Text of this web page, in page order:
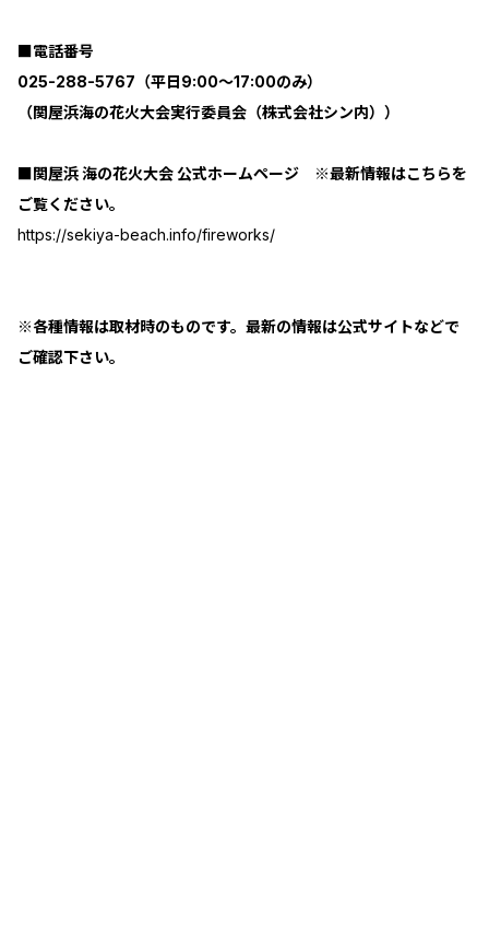
■電話番号
025-288-5767（平日9:00～17:00のみ）
（関屋浜海の花火大会実行委員会（株式会社シン内））
■関屋浜 海の花火大会 公式ホームページ ※最新情報はこちらを
ご覧ください。
https://sekiya-beach.info/fireworks/
※各種情報は取材時のものです。最新の情報は公式サイトなどで
ご確認下さい。